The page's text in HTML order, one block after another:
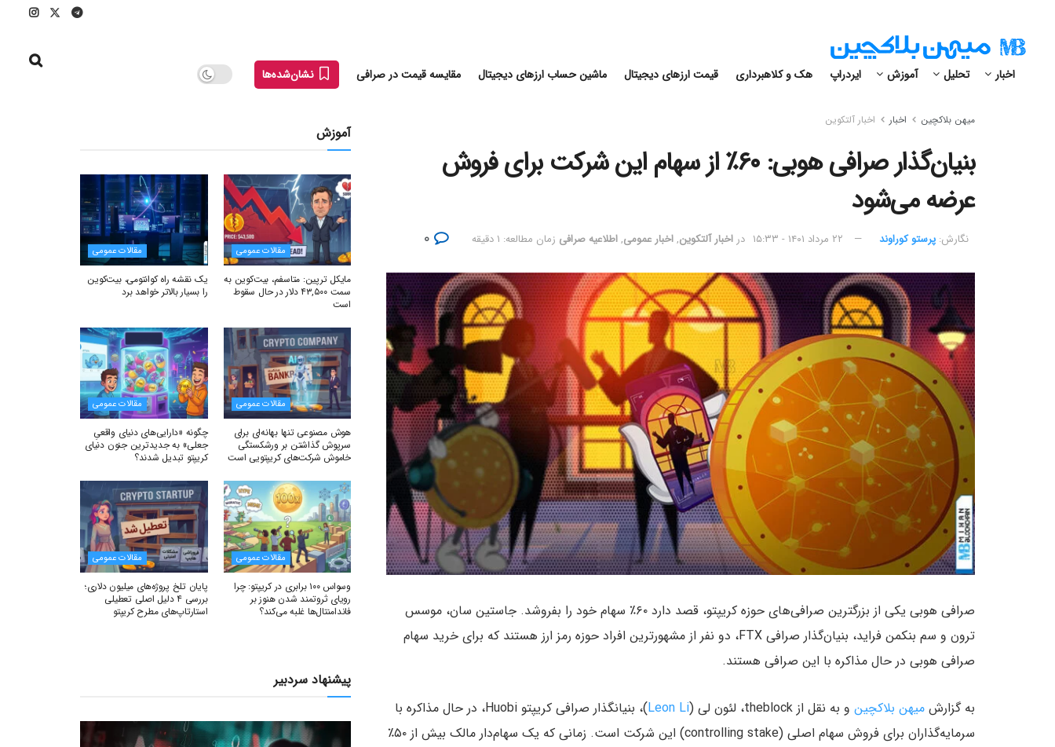
اخبار تحلیل آموزش ایردراپ هک و کلاهبرداری قیمت ارزهای دیجیتال ماشین حساب ارزهای دیجیتال مقایسه قیمت در صرافی نشان‌شده‌ها
میهن بلاکچین اخبار اخبار آلتکوین
بنیان‌گذار صرافی هوبی: ۶۰٪ از سهام این شرکت برای فروش
عرضه می‌شود
نگارش:‌ پرستو کوراوند ۲۲ مرداد ۱۴۰۱ - ۱۵:۳۳ در اخبار آلتکوین,اخبار عمومی,اطلاعیه صرافی زمان مطالعه: ۱ دقیقه
صرافی هوبی یکی از بزرگترین صرافی‌های حوزه کریپتو، قصد دارد ۶۰٪ سهام خود را بفروشد. جاستین سان، موسس
ترون و سم بنکمن فراید، بنیان‌گذار صرافی FTX، دو نفر از مشهورترین افراد حوزه رمز ارز هستند که برای خرید سهام
صرافی هوبی در حال مذاکره با این صرافی هستند.
به گزارش میهن بلاکچین و به نقل از theblock، لئون لی ( Leon Li
)، بنیانگذار صرافی کریپتو Huobi، در حال مذاکره با
سرمایه‌گذاران برای فروش سهام اصلی (controlling stake) این شرکت است. زمانی که یک سهام‌دار مالک بیش از ۵۰٪
آموزش
مقالات عمومی
مایکل ترپین: متاسفم، بیت‌کوین به
سمت ۴۳,۵۰۰ دلار در حال سقوط
است
مقالات عمومی
یک نقشه راه کوانتومی، بیت‌کوین
را بسیار بالاتر خواهد برد
مقالات عمومی
هوش مصنوعی تنها بهانه‌ای برای
سرپوش گذاشتن بر ورشکستگی
خاموش شرکت‌های کریپتویی است
مقالات عمومی
چگونه «دارایی‌های دنیای واقعیِ
جعلی» به جدیدترین جنون دنیای
کریپتو تبدیل شدند؟
مقالات عمومی
وسواس ۱۰۰ برابری در کریپتو: چرا
رویای ثروتمند شدن هنوز بر
فاندامنتال‌ها غلبه می‌کند؟
مقالات عمومی
پایان تلخ پروژه‌های میلیون دلاری؛
بررسی ۴ دلیل اصلی تعطیلی
استارتاپ‌های مطرح کریپتو
پیشنهاد سردبیر